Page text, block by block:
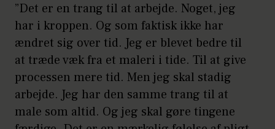
”Det er en trang til at arbejde. Noget, jeg
har i kroppen. Og som faktisk ikke har
ændret sig over tid. Jeg er blevet bedre til
at træde væk fra et maleri i tide. Til at give
processen mere tid. Men jeg skal stadig
arbejde. Jeg har den samme trang til at
male som altid. Og jeg skal gøre tingene